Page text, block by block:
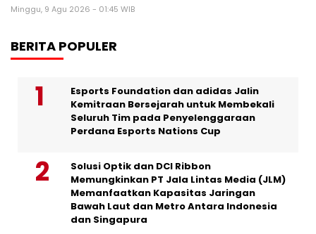
Minggu, 9 Agu 2026 - 01:45 WIB
BERITA POPULER
Esports Foundation dan adidas Jalin
Kemitraan Bersejarah untuk Membekali
Seluruh Tim pada Penyelenggaraan
Perdana Esports Nations Cup
Solusi Optik dan DCI Ribbon
Memungkinkan PT Jala Lintas Media (JLM)
Memanfaatkan Kapasitas Jaringan
Bawah Laut dan Metro Antara Indonesia
dan Singapura